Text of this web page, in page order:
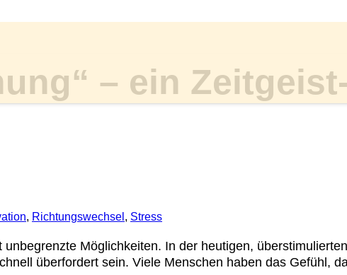
– ein
, Richtungswechsel, Stress
Möglichkeiten. In der heutigen,
überfordert sein. Viele Menschen haben das Gefühl,